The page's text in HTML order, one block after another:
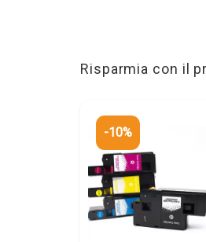
Risparmia con il
-10%